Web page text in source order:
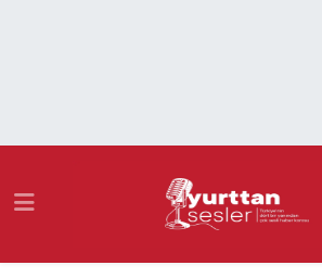
Namaz Vakitleri